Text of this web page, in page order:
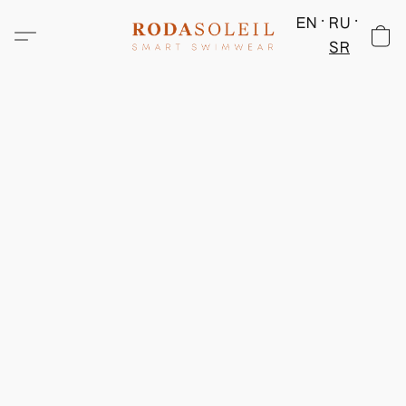
EN
RU
SR